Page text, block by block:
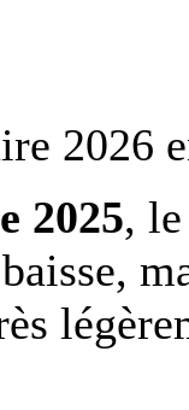
2026
2025,